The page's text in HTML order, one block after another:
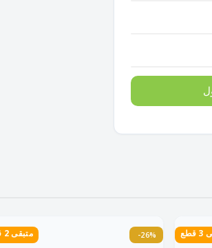
-26% متبقى 2 قطع